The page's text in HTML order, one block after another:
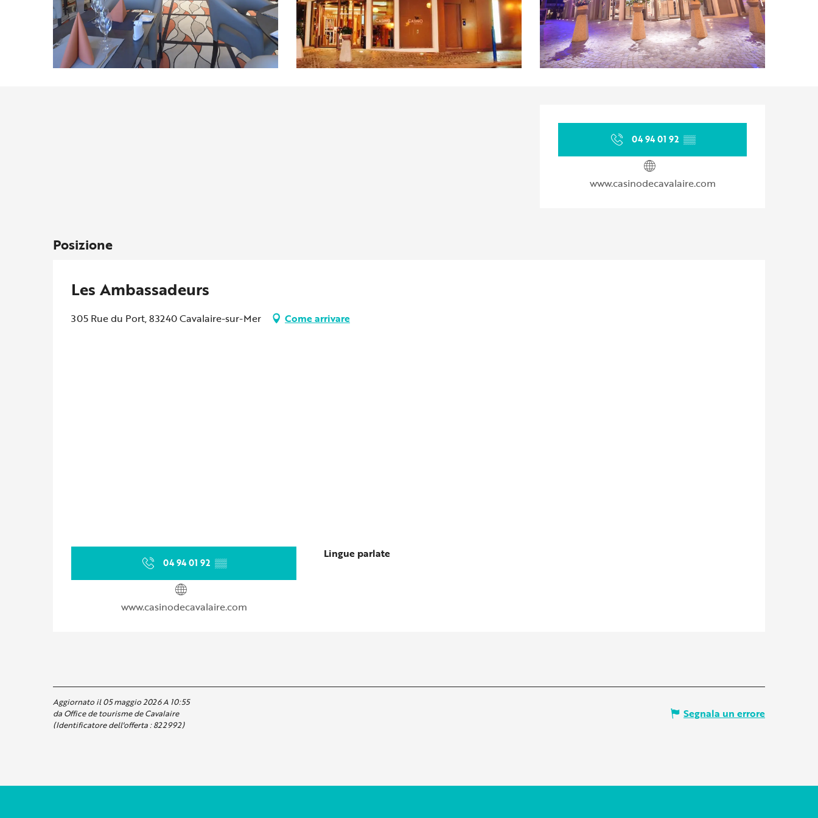
Orari e contatti
04 94 01 92 ▒▒
www.casinodecavalaire.com
Posizione
Les Ambassadeurs
305 Rue du Port, 83240 Cavalaire-sur-Mer Come arrivare
04 94 01 92 ▒▒
www.casinodecavalaire.com
Lingue parlate
Lingue parlate
Aggiornato il 05 maggio 2026 A 10:55
da Office de tourisme de Cavalaire
(Identificatore dell'offerta :822992)
Segnala un errore